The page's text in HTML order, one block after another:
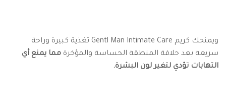
ويمنحك كريم Gentl Man Intimate Care تغذية كبيرة وراحة
سريعة بعد حلاقة المنطقة الحساسة والمؤخرة مما يمنع أي
التهابات تؤدي لتغير لون البشرة.